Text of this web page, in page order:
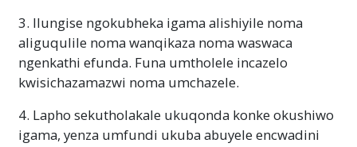
3. Ilungise ngokubheka igama alishiyile noma
aliguqulile noma wanqikaza noma waswaca
ngenkathi efunda. Funa umtholele incazelo
kwisichazamazwi noma umchazele.
4. Lapho sekutholakale ukuqonda konke okushiwo
igama, yenza umfundi ukuba abuyele encwadini